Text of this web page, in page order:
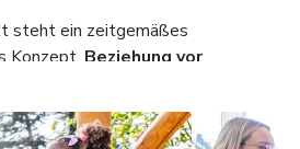
steht ein zeitgemäßes
Konzept, Beziehung vor
und sich individuell entfalten
setzt Kitarino auf Struktur,